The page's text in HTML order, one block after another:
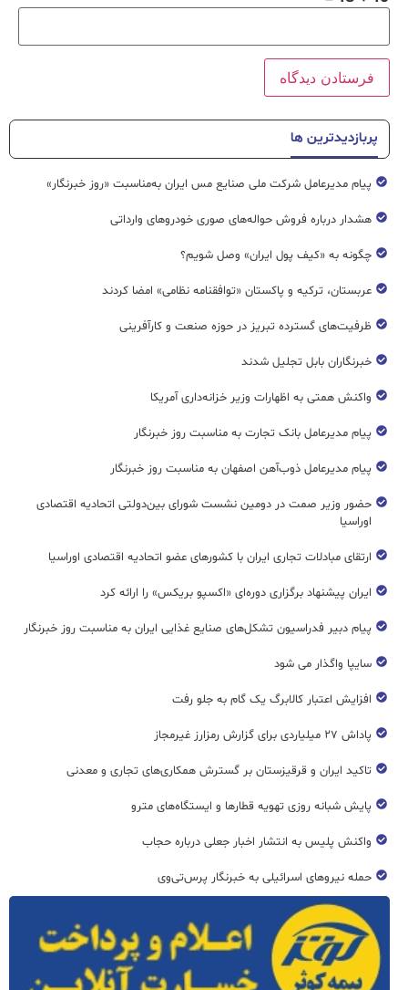
پربازدیدترین ها
پیام مدیرعامل شرکت ملی صنایع مس ایران به‌مناسبت «روز خبرنگار»
هشدار درباره فروش حواله‌های صوری خودروهای وارداتی
چگونه به «کیف پول ایران» وصل شویم؟
عربستان، ترکیه و پاکستان «توافقنامه نظامی» امضا کردند
ظرفیت‌های گسترده‌ تبریز در حوزه صنعت و کارآفرینی
خبرنگاران بابل تجلیل شدند
واکنش همتی به اظهارات وزیر خزانه‌داری آمریکا
پیام مدیرعامل بانک تجارت به مناسبت روز خبرنگار
پیام مدیرعامل ذوب‌آهن اصفهان به مناسبت روز خبرنگار
حضور وزیر صمت در دومین نشست شورای بین‌دولتی اتحادیه اقتصادی
اوراسیا
ارتقای مبادلات تجاری ایران با کشورهای عضو اتحادیه اقتصادی اوراسیا
ایران پیشنهاد برگزاری دوره‌ای «اکسپو بریکس» را ارائه کرد
پیام دبیر فدراسیون تشکل‌های صنایع غذایی ایران به مناسبت روز خبرنگار
سایپا واگذار می شود
افزایش اعتبار کالابرگ یک گام به جلو رفت
پاداش ۲۷ میلیاردی برای گزارش رمزارز غیرمجاز
تاکید ایران و قرقیزستان بر گسترش همکاری‌های تجاری و معدنی
پایش شبانه روزی تهویه قطار‌ها و ایستگاه‌های مترو
واکنش پلیس به انتشار اخبار جعلی درباره حجاب
حمله نیروهای اسرائیلی به خبرنگار پرس‌تی‌وی